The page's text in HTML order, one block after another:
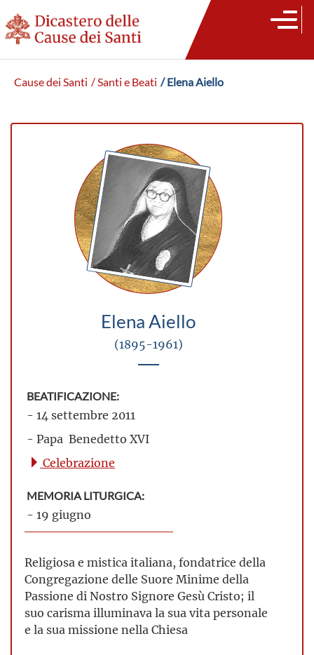
Cause dei Santi / Santi e Beati / Elena Aiello
Elena Aiello
(1895-1961)
BEATIFICAZIONE:
- 14 settembre 2011
- Papa Benedetto XVI
Celebrazione
MEMORIA LITURGICA:
- 19 giugno
Religiosa e mistica italiana, fondatrice della
Congregazione delle Suore Minime della
Passione di Nostro Signore Gesù Cristo; il
suo carisma illuminava la sua vita personale
e la sua missione nella Chiesa